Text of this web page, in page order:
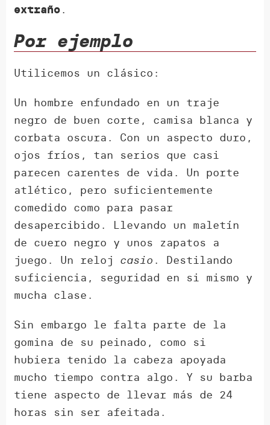
extraño.
Por ejemplo
Utilicemos un clásico:
Un hombre enfundado en un traje
negro de buen corte, camisa blanca y
corbata oscura. Con un aspecto duro,
ojos fríos, tan serios que casi
parecen carentes de vida. Un porte
atlético, pero suficientemente
comedido como para pasar
desapercibido. Llevando un maletín
de cuero negro y unos zapatos a
juego. Un reloj casio . Destilando
suficiencia, seguridad en si mismo y
mucha clase.
Sin embargo le falta parte de la
gomina de su peinado, como si
hubiera tenido la cabeza apoyada
mucho tiempo contra algo. Y su barba
tiene aspecto de llevar más de 24
horas sin ser afeitada.